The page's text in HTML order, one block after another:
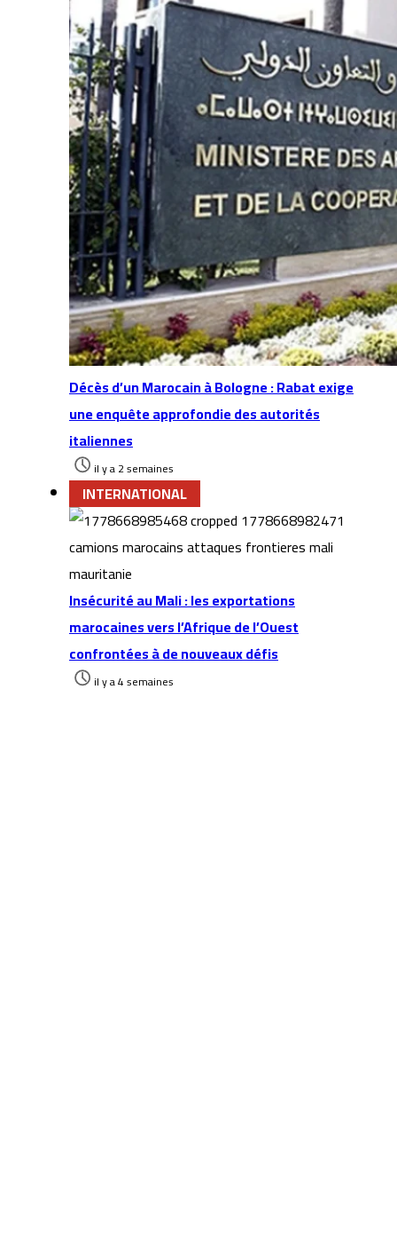
Décès d’un Marocain à Bologne : Rabat exige
une enquête approfondie des autorités
italiennes
il y a 2 semaines
INTERNATIONAL
Insécurité au Mali : les exportations
marocaines vers l’Afrique de l’Ouest
confrontées à de nouveaux défis
il y a 4 semaines